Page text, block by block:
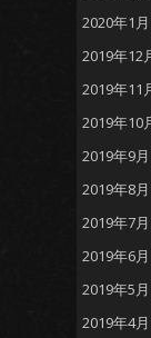
2020年1月
2019年12
2019年11
2019年10
2019年9月
2019年8月
2019年7月
2019年6月
2019年5月
2019年4月